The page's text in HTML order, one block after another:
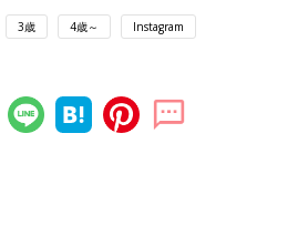
3歳 4歳～ Instagram